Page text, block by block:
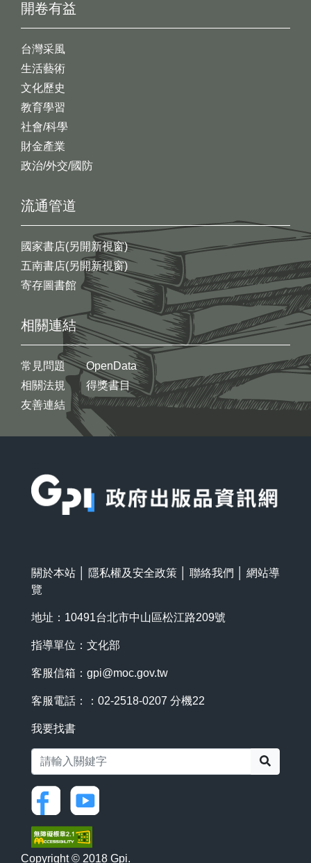
開卷有益
台灣采風
生活藝術
文化歷史
教育學習
社會/科學
財金產業
政治/外交/國防
流通管道
國家書店(另開新視窗)
五南書店(另開新視窗)
寄存圖書館
相關連結
常見問題
相關法規
友善連結
OpenData
得獎書目
關於本站 隱私權及安全政策 聯絡我們
網站導
覽
地址：10491台北市中山區松江路209號
指導單位：文化部
客服信箱： gpi@moc.gov.tw
客服電話：：02-2518-0207 分機22
我要找書
Copyright © 2018 Gpi.